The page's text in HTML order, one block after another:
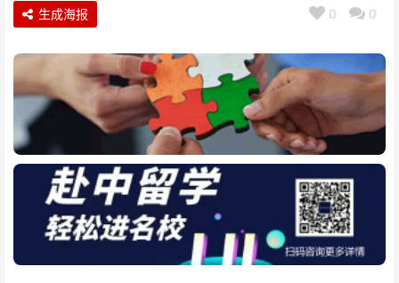
0 0
生成海报